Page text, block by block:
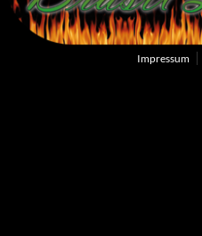
Impressum